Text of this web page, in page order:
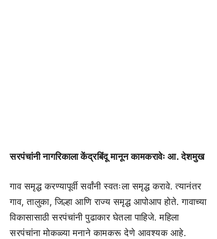
सरपंचांनी नागरिकाला केंद्रबिंदू मानून कामकरावेः आ. देशमुख
गाव समृद्ध करण्यापूर्वी सर्वांनी स्वतःला समृद्ध करावे. त्यानंतर
गाव, तालुका, जिल्हा आणि राज्य समृद्ध आपोआप होते. गावाच्या
विकासासाठी सरपंचांनी पुढाकार घेतला पाहिजे. महिला
सरपंचांना मोकळ्या मनाने कामकरू देणे आवश्यक आहे.